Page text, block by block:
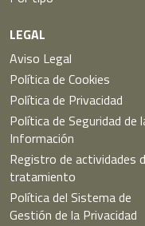
LEGAL
Aviso Legal
Política de Cookies
Política de Privacidad
Política de Seguridad de
Información
Registro de actividades
tratamiento
Política del Sistema de
Gestión de la Privacidad